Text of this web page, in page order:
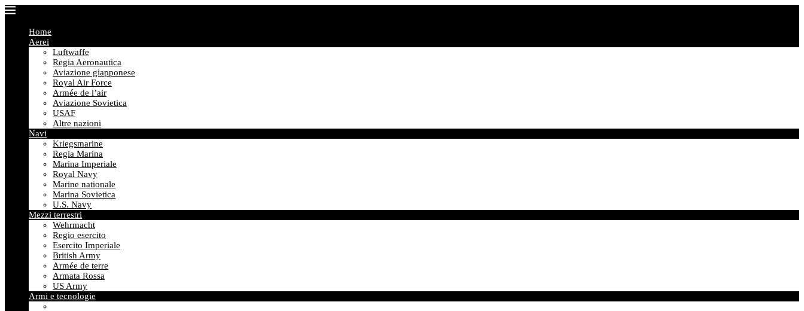
Home
Aerei
Luftwaffe
Regia Aeronautica
Aviazione giapponese
Royal Air Force
Armée de l’air
Aviazione Sovietica
USAF
Altre nazioni
Navi
Kriegsmarine
Regia Marina
Marina Imperiale
Royal Navy
Marine nationale
Marina Sovietica
U.S. Navy
Mezzi terrestri
Wehrmacht
Regio esercito
Esercito Imperiale
British Army
Armée de terre
Armata Rossa
US Army
Armi e tecnologie